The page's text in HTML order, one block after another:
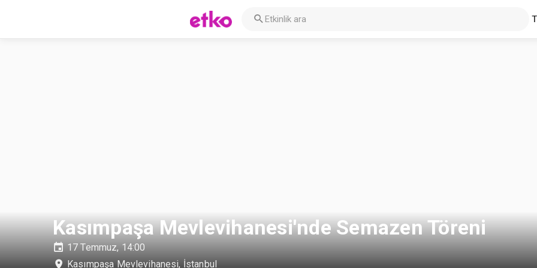
Kasımpaşa Mevlevihanesi'nde Semazen Töreni
17 Temmuz, 14:00
Kasımpaşa Mevlevihanesi, İstanbul